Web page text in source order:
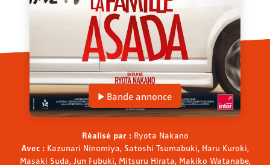
Bande annonce
Réalisé par : Ryota Nakano
Avec : Kazunari Ninomiya, Satoshi Tsumabuki, Haru Kuroki,
Masaki Suda, Jun Fubuki, Mitsuru Hirata, Makiko Watanabe,